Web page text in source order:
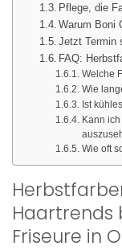
Pflege, die
Warum Boni
Jetzt Termin
FAQ:
Welche
Wie
Ist
Kann
Wie oft
Haartrends
Friseure in